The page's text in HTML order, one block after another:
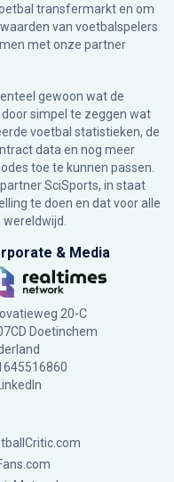
transfermarkt en om
van voetbalspelers
met onze partner
gewoon wat de
simpel te zeggen wat
voetbal statistieken, de
data en nog meer
toe te kunnen passen.
SciSports, in staat
te doen en dat voor alle
& Media
20-C
Doetinchem